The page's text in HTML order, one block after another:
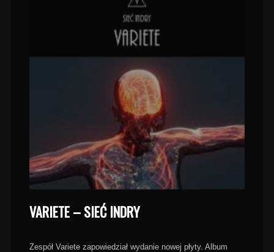
VARIETE – SIEĆ INDRY
Zespół Variete zapowiedział wydanie nowej płyty. Album